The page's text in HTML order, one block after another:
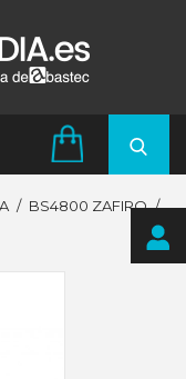
BS4800 ZAFIRO